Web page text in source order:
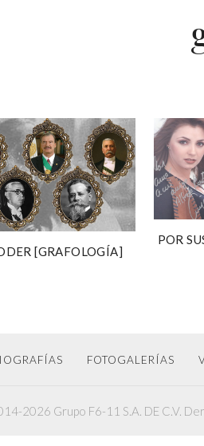
[GRAFOLOGÍA]
POR
FOTOGALERÍAS
2026 Grupo F6-11 S.A. DE C.V.